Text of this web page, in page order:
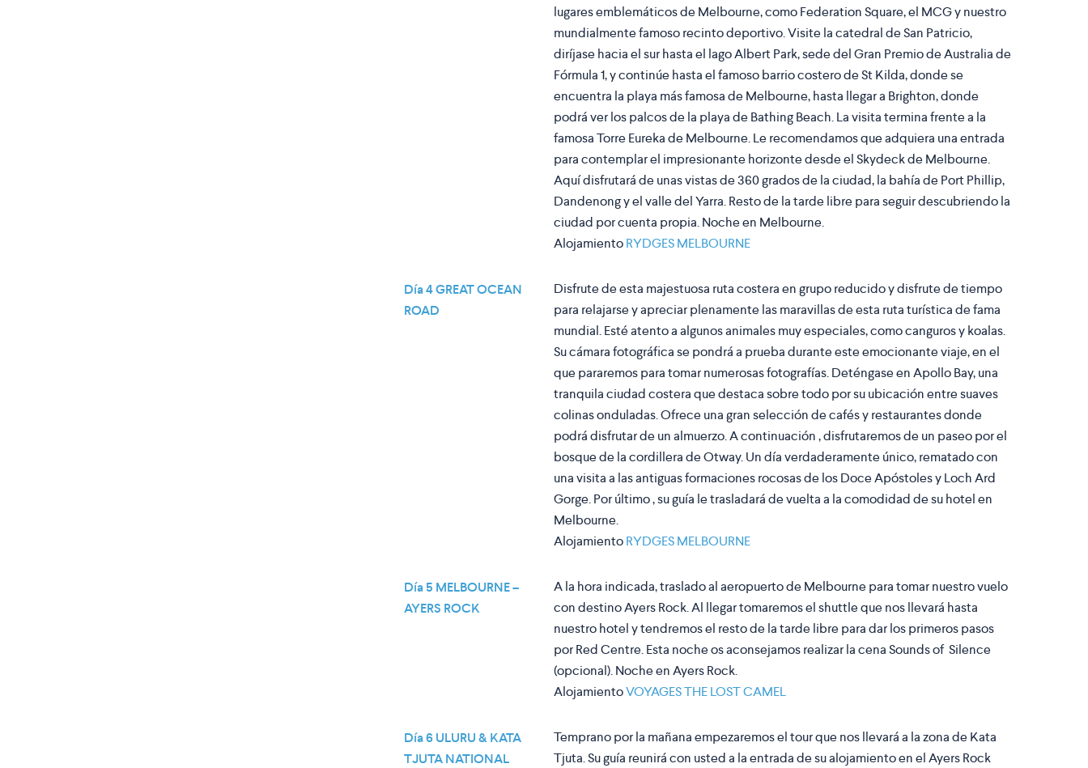
lugares emblemáticos de Melbourne, como Federation Square, el MCG y nuestro
mundialmente famoso recinto deportivo. Visite la catedral de San Patricio,
diríjase hacia el sur hasta el lago Albert Park, sede del Gran Premio de Australia de
Fórmula 1, y continúe hasta el famoso barrio costero de St Kilda, donde se
encuentra la playa más famosa de Melbourne, hasta llegar a Brighton, donde
podrá ver los palcos de la playa de Bathing Beach. La visita termina frente a la
famosa Torre Eureka de Melbourne. Le recomendamos que adquiera una entrada
para contemplar el impresionante horizonte desde el Skydeck de Melbourne.
Aquí disfrutará de unas vistas de 360 grados de la ciudad, la bahía de Port Phillip,
Dandenong y el valle del Yarra. Resto de la tarde libre para seguir descubriendo la
ciudad por cuenta propia. Noche en Melbourne.
AlojamientoRYDGES MELBOURNE
Día 4 GREAT OCEAN
ROAD
Disfrute de esta majestuosa ruta costera en grupo reducido y disfrute de tiempo
para relajarse y apreciar plenamente las maravillas de esta ruta turística de fama
mundial. Esté atento a algunos animales muy especiales, como canguros y koalas.
Su cámara fotográfica se pondrá a prueba durante este emocionante viaje, en el
que pararemos para tomar numerosas fotografías. Deténgase en Apollo Bay, una
tranquila ciudad costera que destaca sobre todo por su ubicación entre suaves
colinas onduladas. Ofrece una gran selección de cafés y restaurantes donde
podrá disfrutar de un almuerzo. A continuación , disfrutaremos de un paseo por el
bosque de la cordillera de Otway. Un día verdaderamente único, rematado con
una visita a las antiguas formaciones rocosas de los Doce Apóstoles y Loch Ard
Gorge. Por último , su guía le trasladará de vuelta a la comodidad de su hotel en
Melbourne.
AlojamientoRYDGES MELBOURNE
Día 5 MELBOURNE –
AYERS ROCK
A la hora indicada, traslado al aeropuerto de Melbourne para tomar nuestro vuelo
con destino Ayers Rock. Al llegar tomaremos el shuttle que nos llevará hasta
nuestro hotel y tendremos el resto de la tarde libre para dar los primeros pasos
por Red Centre. Esta noche os aconsejamos realizar la cena Sounds of Silence
(opcional). Noche en Ayers Rock.
AlojamientoVOYAGES THE LOST CAMEL
Día 6 ULURU & KATA
TJUTA NATIONAL
Temprano por la mañana empezaremos el tour que nos llevará a la zona de Kata
Tjuta. Su guía reunirá con usted a la entrada de su alojamiento en el Ayers Rock